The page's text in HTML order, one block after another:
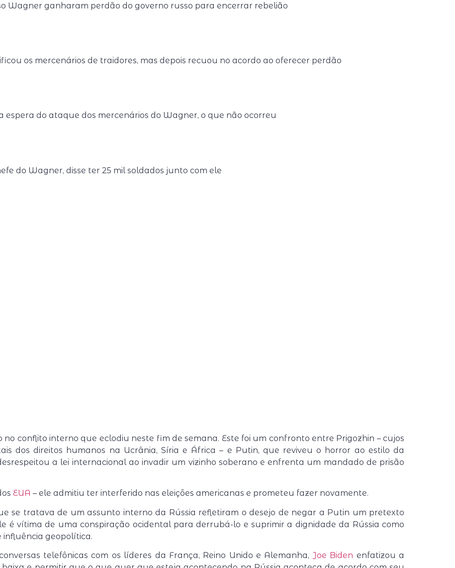
Wagner ganharam perdão do governo russo para encerrar rebelião
os mercenários de traidores, mas depois recuou no acordo ao oferecer perdão
do ataque dos mercenários do Wagner, o que não ocorreu
do Wagner, disse ter 25 mil soldados junto com ele
conflito interno que eclodiu neste fim de semana. Este foi um confronto entre Prigozhin – cujos
dos direitos humanos na Ucrânia, Síria e África – e Putin, que reviveu o horror ao estilo da
a lei internacional ao invadir um vizinho soberano e enfrenta um mandado de prisão
EUA – ele admitiu ter interferido nas eleições americanas e prometeu fazer novamente.
se tratava de um assunto interno da Rússia refletiram o desejo de negar a Putin um pretexto
é vítima de uma conspiração ocidental para derrubá-lo e suprimir a dignidade da Rússia como
geopolítica.
telefônicas com os líderes da França, Reino Unido e Alemanha, Joe Biden enfatizou a